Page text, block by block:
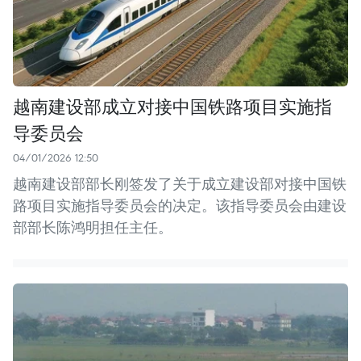
越南建设部成立对接中国铁路项目实施指
导委员会
04/01/2026 12:50
越南建设部部长刚签发了关于成立建设部对接中国铁
路项目实施指导委员会的决定。该指导委员会由建设
部部长陈鸿明担任主任。